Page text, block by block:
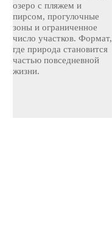
озеро с пляжем и
пирсом, прогулочные
зоны и ограниченное
число участков. Формат,
где природа становится
частью повседневной
жизни.